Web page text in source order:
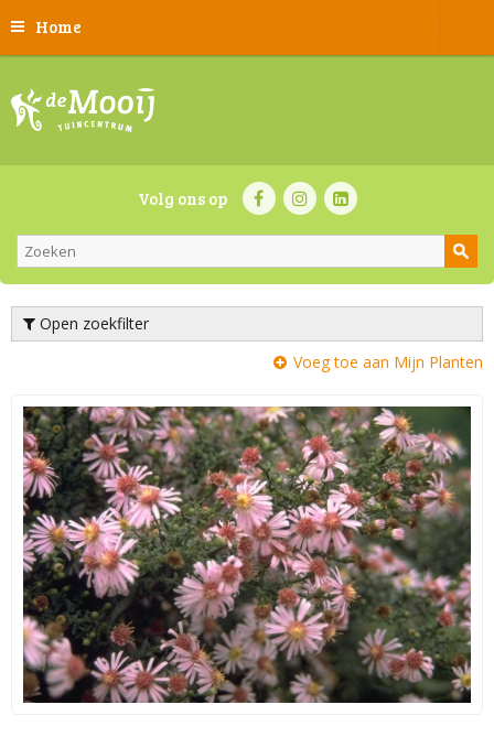
Home
Volg ons op
Open zoekfilter
Voeg toe aan Mijn Planten